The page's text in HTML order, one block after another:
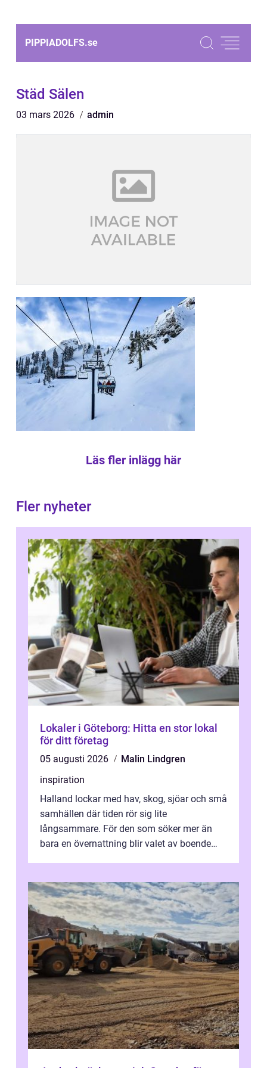
PIPPIADOLFS.se
Städ Sälen
03 mars 2026 admin
Läs fler inlägg här
Fler nyheter
Lokaler i Göteborg: Hitta en stor lokal
för ditt företag
05 augusti 2026
Malin Lindgren
inspiration
Halland lockar med hav, skog, sjöar och små
samhällen där tiden rör sig lite
långsammare. För den som söker mer än
bara en övernattning blir valet av boende